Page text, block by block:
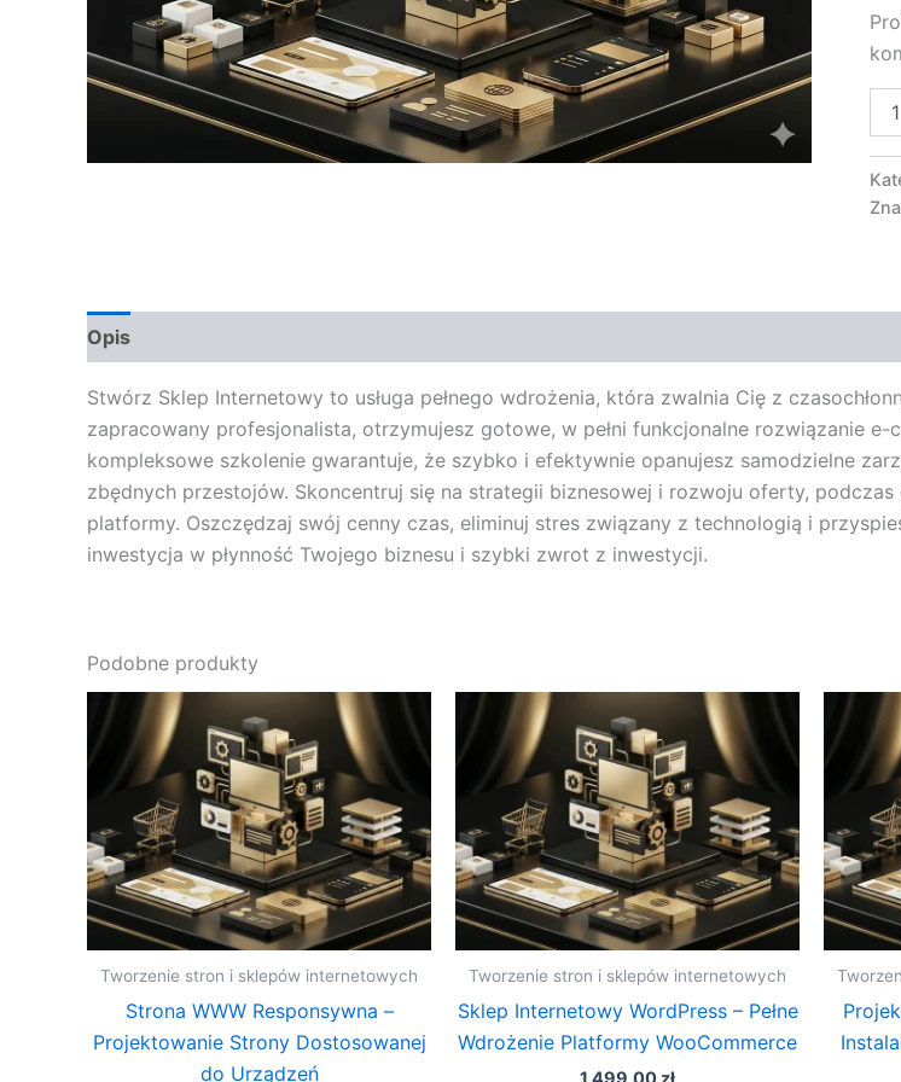
Opis
Stwórz Sklep Internetowy to usługa pełnego wdrożenia, która zwalnia Cię z
zapracowany profesjonalista, otrzymujesz gotowe, w pełni funkcjonalne rozwiązanie
kompleksowe szkolenie gwarantuje, że szybko i efektywnie opanujesz samodzielne
zbędnych przestojów. Skoncentruj się na strategii biznesowej i rozwoju oferty,
platformy. Oszczędzaj swój cenny czas, eliminuj stres związany z technologią i
inwestycja w płynność Twojego biznesu i szybki zwrot z inwestycji.
Podobne produkty
Tworzenie stron i sklepów internetowych
Strona WWW Responsywna –
Projektowanie Strony Dostosowanej
do Urządzeń
Tworzenie stron i sklepów internetowych
Sklep Internetowy WordPress – Pełne
Wdrożenie Platformy WooCommerce
1 499,00 zł